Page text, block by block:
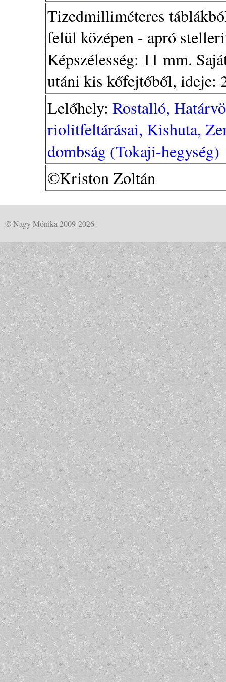
Tizedmilliméteres
felül középen - apró
Képszélesség: 11 mm.
utáni kis kőfejtőből, ideje:
Lelőhely: Rostalló,
riolitfeltárásai, Kishuta,
dombság (Tokaji-hegység)
©Kriston Zoltán
© Nagy Mónika 2009-2026